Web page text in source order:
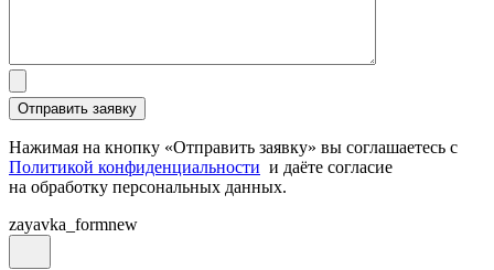
Нажимая на кнопку «Отправить заявку» вы соглашаетесь с
Политикой конфиденциальности и даёте согласие
на обработку персональных данных.
zayavka_formnew